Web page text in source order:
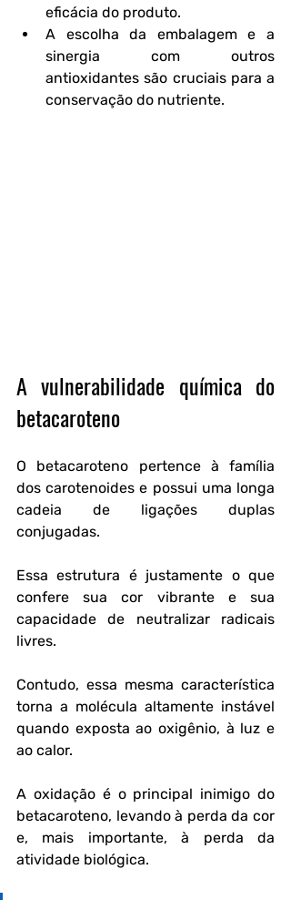
eficácia do produto.
A escolha da embalagem e a
sinergia com outros
antioxidantes são cruciais para a
conservação do nutriente.
A vulnerabilidade química do
betacaroteno
O betacaroteno pertence à família
dos carotenoides e possui uma longa
cadeia de ligações duplas
conjugadas.
Essa estrutura é justamente o que
confere sua cor vibrante e sua
capacidade de neutralizar radicais
livres.
Contudo, essa mesma característica
torna a molécula altamente instável
quando exposta ao oxigênio, à luz e
ao calor.
A oxidação é o principal inimigo do
betacaroteno, levando à perda da cor
e, mais importante, à perda da
atividade biológica.